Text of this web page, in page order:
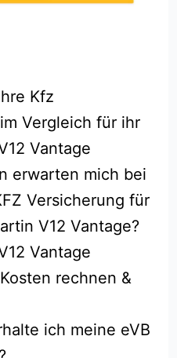
Kfz
Vergleich für ihr
Vantage
erwarten mich bei
Versicherung für
V12 Vantage?
Vantage
rechnen &
ich meine eVB